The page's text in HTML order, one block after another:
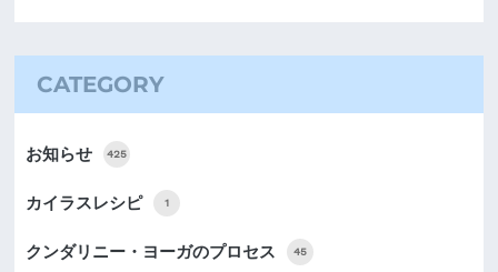
CATEGORY
お知らせ 425
カイラスレシピ 1
クンダリニー・ヨーガのプロセス 45